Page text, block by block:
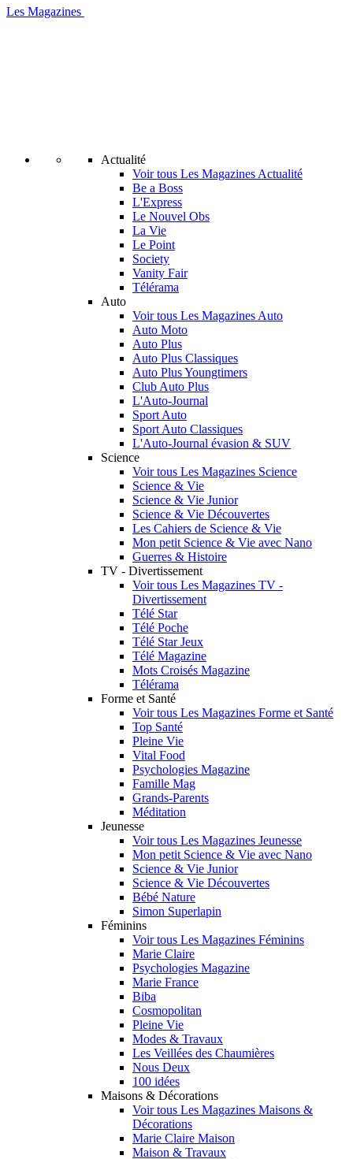
Les Magazines
Actualité
Voir tous Les Magazines Actualité
Be a Boss
L'Express
Le Nouvel Obs
La Vie
Le Point
Society
Vanity Fair
Télérama
Auto
Voir tous Les Magazines Auto
Auto Moto
Auto Plus
Auto Plus Classiques
Auto Plus Youngtimers
Club Auto Plus
L'Auto-Journal
Sport Auto
Sport Auto Classiques
L'Auto-Journal évasion & SUV
Science
Voir tous Les Magazines Science
Science & Vie
Science & Vie Junior
Science & Vie Découvertes
Les Cahiers de Science & Vie
Mon petit Science & Vie avec Nano
Guerres & Histoire
TV - Divertissement
Voir tous Les Magazines TV -
Divertissement
Télé Star
Télé Poche
Télé Star Jeux
Télé Magazine
Mots Croisés Magazine
Télérama
Forme et Santé
Voir tous Les Magazines Forme et Santé
Top Santé
Pleine Vie
Vital Food
Psychologies Magazine
Famille Mag
Grands-Parents
Méditation
Jeunesse
Voir tous Les Magazines Jeunesse
Mon petit Science & Vie avec Nano
Science & Vie Junior
Science & Vie Découvertes
Bébé Nature
Simon Superlapin
Féminins
Voir tous Les Magazines Féminins
Marie Claire
Psychologies Magazine
Marie France
Biba
Cosmopolitan
Pleine Vie
Modes & Travaux
Les Veillées des Chaumières
Nous Deux
100 idées
Maisons & Décorations
Voir tous Les Magazines Maisons &
Décorations
Marie Claire Maison
Maison & Travaux